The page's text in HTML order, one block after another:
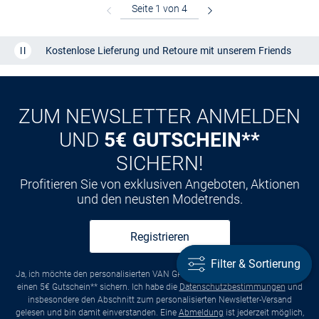
Kostenlose Lieferung und Retoure mit unserem Friends
ZUM NEWSLETTER ANMELDEN
UND 5€ GUTSCHEIN**
SICHERN!
Profitieren Sie von exklusiven Angeboten, Aktionen
und den neusten Modetrends.
Registrieren
Ja, ich möchte den personalisierten VAN GRAAF Newsletter abonnieren und
einen 5€ Gutschein** sichern. Ich habe die Datenschutzbestimmungen und
insbesondere den Abschnitt zum personalisierten Newsletter-Versand
gelesen und bin damit einverstanden. Eine Abmeldung ist jederzeit möglich,
Filter & Sortierung
Filter & Sortierung